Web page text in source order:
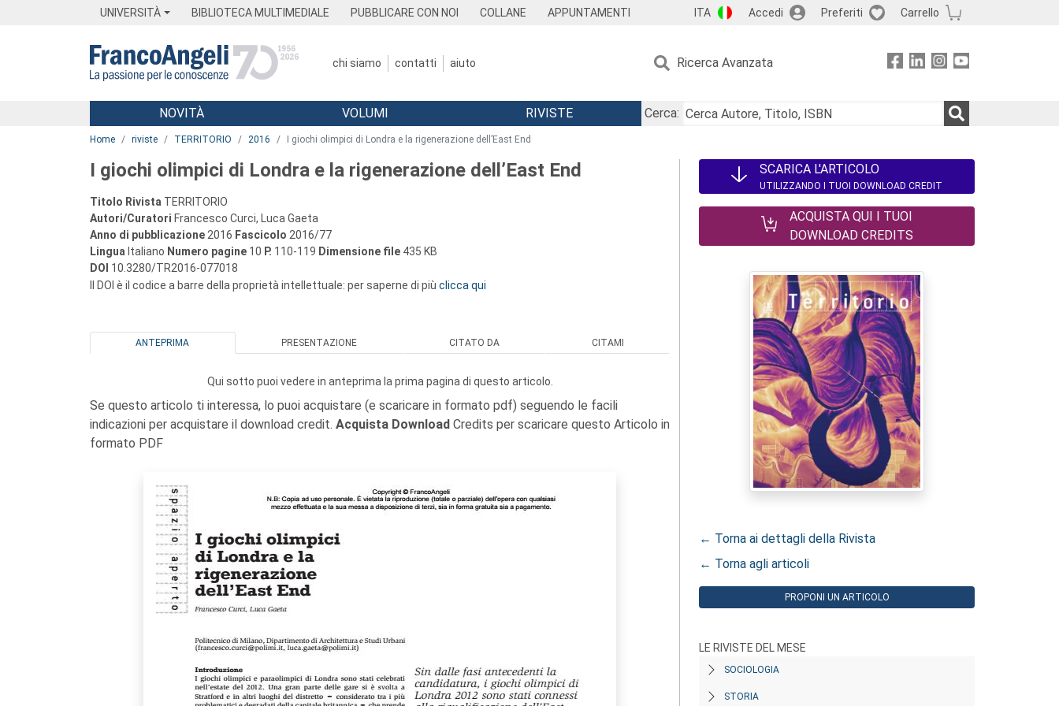
UNIVERSITÀ BIBLIOTECA MULTIMEDIALE PUBBLICARE CON NOI COLLANE APPUNTAMENTI ITA Accedi Preferiti Carrello
chi siamo contatti aiuto Ricerca Avanzata
Menu
NOVITÀ VOLUMI RIVISTE
Cerca:
Home riviste TERRITORIO 2016 I giochi olimpici di Londra e la rigenerazione dell’East End
I giochi olimpici di Londra e la rigenerazione dell’East End
Titolo Rivista TERRITORIO
Autori/Curatori Francesco Curci, Luca Gaeta
Anno di pubblicazione 2016 Fascicolo 2016/77
Lingua Italiano Numero pagine 10 P. 110-119 Dimensione file 435 KB
DOI 10.3280/TR2016-077018
Il DOI è il codice a barre della proprietà intellettuale: per saperne di più clicca qui
ANTEPRIMA PRESENTAZIONE CITATO DA CITAMI
Qui sotto puoi vedere in anteprima la prima pagina di questo articolo.
Se questo articolo ti interessa, lo puoi acquistare (e scaricare in formato pdf) seguendo le facili
indicazioni per acquistare il download credit. Acquista Download Credits per scaricare questo Articolo in
formato PDF
SCARICA L'ARTICOLO
UTILIZZANDO I TUOI DOWNLOAD CREDIT
ACQUISTA QUI I TUOI
DOWNLOAD CREDITS
← Torna ai dettagli della Rivista
← Torna agli articoli
PROPONI UN ARTICOLO
LE RIVISTE DEL MESE
SOCIOLOGIA
STORIA